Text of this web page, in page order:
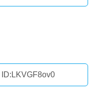
ID:LKVGF8ov0